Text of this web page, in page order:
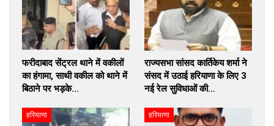
फरीदाबाद सेंट्रल थाने में वकीलों
का हंगामा, साथी वकील को थाने में
बिठाने पर भड़के…
राज्यसभा सांसद कार्तिकेय शर्मा ने
संसद में उठाई हरियाणा के लिए 3
नई रेल सुविधाओं की…
हरियाणा हरियाणा